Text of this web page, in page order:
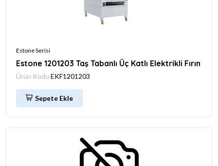
Estone Serisi
Estone 1201203 Taş Tabanlı Üç Katlı Elektrikli Fırın
Ürün Kodu EKF1201203
Sepete Ekle